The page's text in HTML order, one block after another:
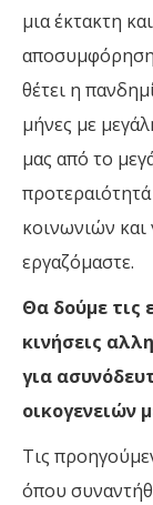
μια έκτακτη
θέτει η
μήνες με
μας από το
κοινωνιών και
εργαζόμαστε.
Θα δούμε τις
κινήσεις
για
οικογενειών
Τις
όπου